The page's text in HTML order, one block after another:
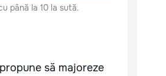
până la 10 la sută.
să majoreze